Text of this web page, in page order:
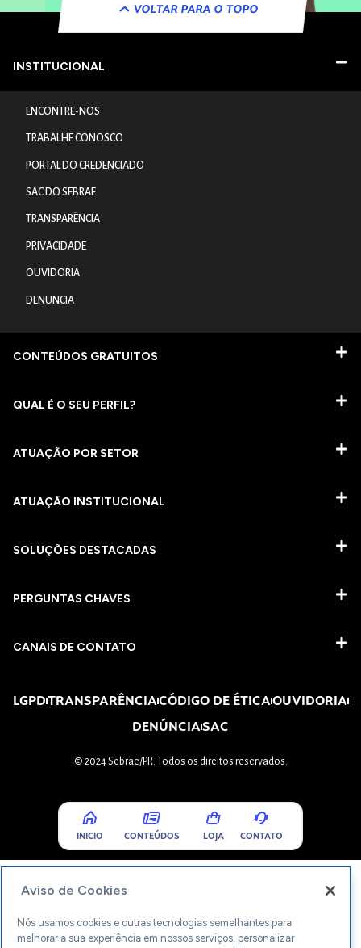
VOLTAR PARA O TOPO
INSTITUCIONAL
ENCONTRE-NOS
TRABALHE CONOSCO
PORTAL DO CREDENCIADO
SAC DO SEBRAE
TRANSPARÊNCIA
PRIVACIDADE
OUVIDORIA
DENUNCIA
CONTEÚDOS GRATUITOS
QUAL É O SEU PERFIL?
ATUAÇÃO POR SETOR
ATUAÇÃO INSTITUCIONAL
SOLUÇÕES DESTACADAS
PERGUNTAS CHAVES​
CANAIS DE CONTATO
LGPDTRANSPARÊNCIACÓDIGO DE ÉTICAOUVIDORIA
DENÚNCIASAC
© 2024 Sebrae/PR. Todos os direitos reservados.
INICIO CONTEÚDOS LOJA CONTATO
Aviso de Cookies
Nós usamos cookies e outras tecnologias semelhantes para
melhorar a sua experiência em nossos serviços, personalizar